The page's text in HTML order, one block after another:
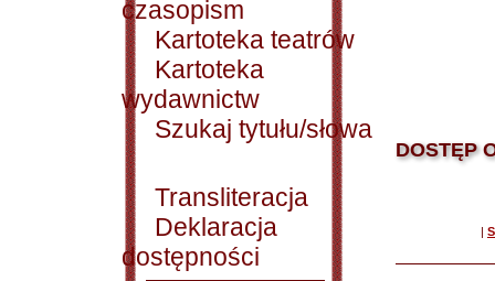
czasopism
Kartoteka teatrów
Kartoteka
wydawnictw
Szukaj tytułu/słowa
Transliteracja
Deklaracja
dostępności
DOSTĘP
|